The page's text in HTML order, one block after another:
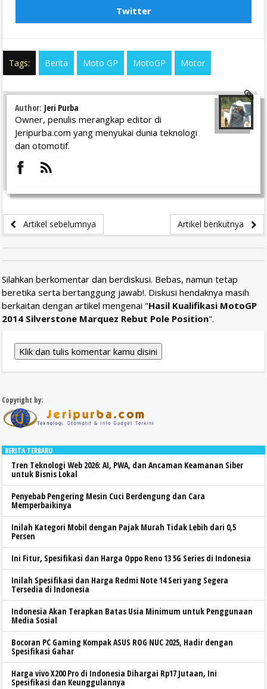
Twitter
Tags: Berita Moto GP MotoGP Motor
Author: Jeri Purba
Owner, penulis merangkap editor di
Jeripurba.com yang menyukai dunia teknologi
dan otomotif.
Artikel sebelumnya Artikel berikutnya
Silahkan berkomentar dan berdiskusi. Bebas, namun tetap
beretika serta bertanggung jawab!. Diskusi hendaknya masih
berkaitan dengan artikel mengenai "Hasil Kualifikasi MotoGP
2014 Silverstone Marquez Rebut Pole Position".
Klik dan tulis komentar kamu disini
Copyright by:
BERITA TERBARU
Tren Teknologi Web 2026: AI, PWA, dan Ancaman Keamanan Siber
untuk Bisnis Lokal
Penyebab Pengering Mesin Cuci Berdengung dan Cara
Memperbaikinya
Inilah Kategori Mobil dengan Pajak Murah Tidak Lebih dari 0,5
Persen
Ini Fitur, Spesifikasi dan Harga Oppo Reno 13 5G Series di Indonesia
Inilah Spesifikasi dan Harga Redmi Note 14 Seri yang Segera
Tersedia di Indonesia
Indonesia Akan Terapkan Batas Usia Minimum untuk Penggunaan
Media Sosial
Bocoran PC Gaming Kompak ASUS ROG NUC 2025, Hadir dengan
Spesifikasi Gahar
Harga vivo X200 Pro di Indonesia Dihargai Rp17 Jutaan, Ini
Spesifikasi dan Keunggulannya